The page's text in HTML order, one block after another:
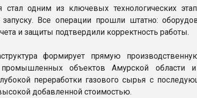
одним из ключевых технологических
Все операции прошли штатно:
и защиты подтвердили корректность работы.
формирует прямую
объектов Амурской области и
переработки газового сырья с
добавленной стоимостью.